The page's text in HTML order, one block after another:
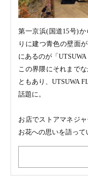
第一京浜(国道15号)
りに建つ青色の壁面
にあるのが「
この界隈にそれまで
ともあり、UTSUWA
話題に。
お店でストアマネジ
お花への思いを語って